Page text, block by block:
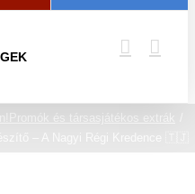
Promók és társasjátékos extrák
– A Nagyi Régi Kredence 🇹🇯